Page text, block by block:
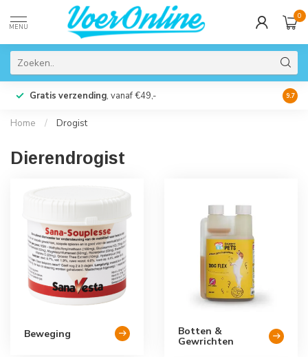
MENU
0
Gratis verzending, vanaf €49,- 9.7
Home / Drogist
Dierendrogist
Beweging Botten &
Gewrichten